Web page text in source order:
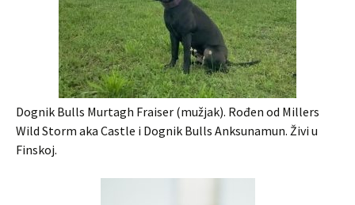
Dognik Bulls Murtagh Fraiser (mužjak). Rođen od Millers
Wild Storm aka Castle i Dognik Bulls Anksunamun. Živi u
Finskoj.